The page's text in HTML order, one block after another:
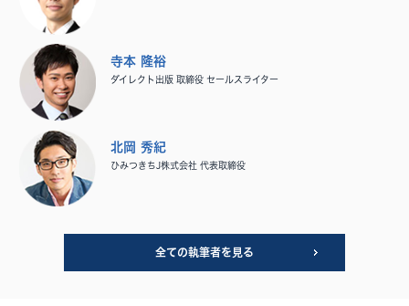
寺本 隆裕
ダイレクト出版 取締役 セールスライター
北岡 秀紀
ひみつきちJ株式会社 代表取締役
全ての執筆者を見る